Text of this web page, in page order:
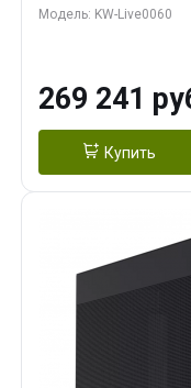
ОЗУ/ Gigabyte
Модель: KW-Live0060
269 241
Купить